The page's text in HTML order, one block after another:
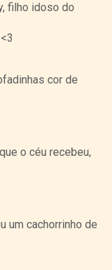
filho idoso do
<3
cor de
o céu recebeu,
um cachorrinho de